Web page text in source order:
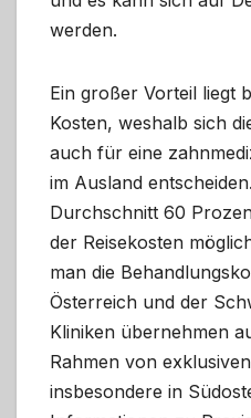
werden.
Ein großer Vorteil liegt
Kosten, weshalb sich
auch für eine
im Ausland
Durchschnitt 60
der Reisekosten
man die
Österreich und der
Kliniken übernehmen
Rahmen von
insbesondere in